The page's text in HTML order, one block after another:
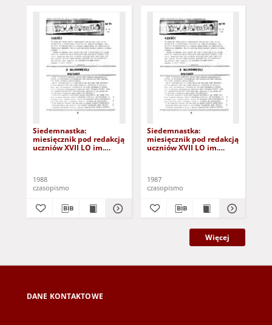
Siedemnastka:
miesięcznik pod redakcją
uczniów XVII LO im.
1988
czasopismo
Siedemnastka:
miesięcznik pod redakcją
uczniów XVII LO im.
1987
czasopismo
Więcej
DANE KONTAKTOWE